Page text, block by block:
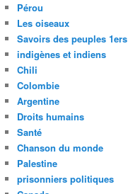
Pérou
Les oiseaux
Savoirs des peuples 1ers
indigènes et indiens
Chili
Colombie
Argentine
Droits humains
Santé
Chanson du monde
Palestine
prisonniers politiques